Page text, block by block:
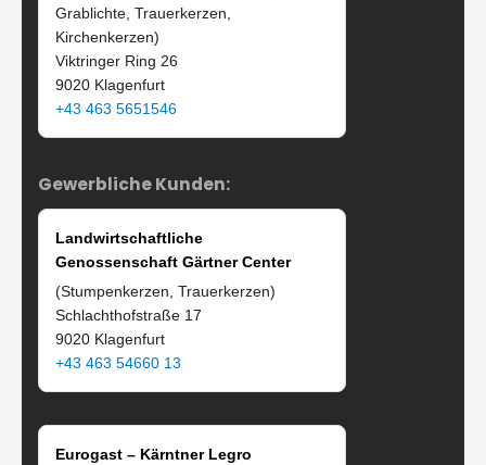
Grablichte, Trauerkerzen,
Kirchenkerzen)
Viktringer Ring 26
9020 Klagenfurt
+43 463 5651546
Gewerbliche Kunden:
Landwirtschaftliche
Genossenschaft Gärtner Center
(Stumpenkerzen, Trauerkerzen)
Schlachthofstraße 17
9020 Klagenfurt
+43 463 54660 13
Eurogast – Kärntner Legro